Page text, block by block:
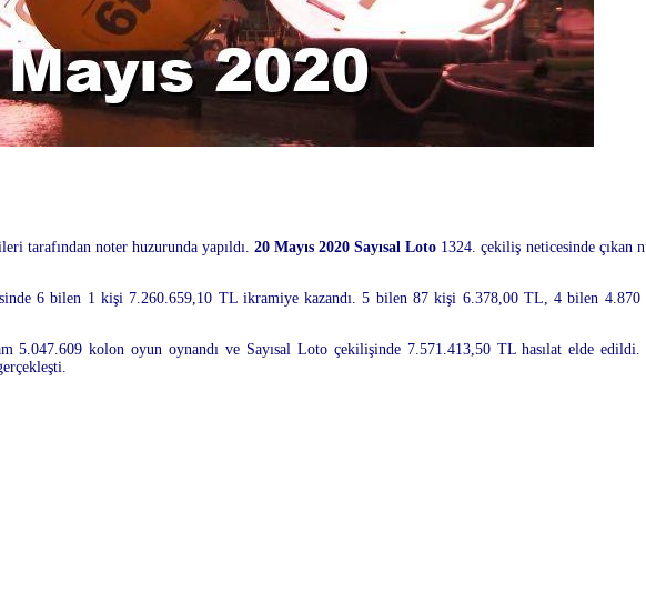
tarafından noter huzurunda yapıldı. 20 Mayıs 2020 Sayısal Loto 1324. çekiliş neticesinde çıkan
6 bilen 1 kişi 7.260.659,10 TL ikramiye kazandı. 5 bilen 87 kişi 6.378,00 TL, 4 bilen
5.047.609 kolon oyun oynandı ve Sayısal Loto çekilişinde 7.571.413,50 TL hasılat elde